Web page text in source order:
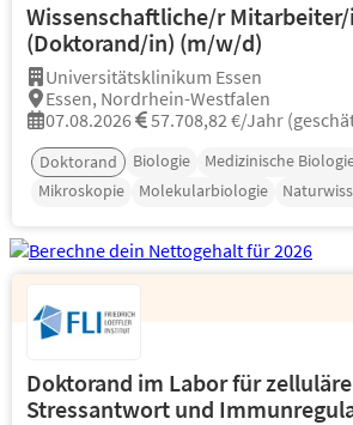
Wissenschaftliche/r
(Doktorand/in) (m/w/d)
Universitätsklinikum Essen
Essen, Nordrhein-Westfalen
07.08.2026
57.708,82 €/Jahr
Doktorand Biologie Medizinische
Mikroskopie
Molekularbiologie
Doktorand im Labor für zelluläre
Stressantwort und